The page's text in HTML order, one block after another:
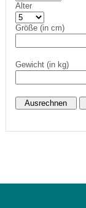
Alter
Größe (in cm)
Gewicht (in kg)